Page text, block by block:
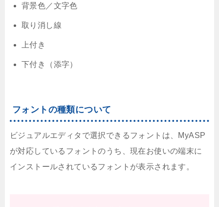
背景色／文字色
取り消し線
上付き
下付き（添字）
フォントの種類について
ビジュアルエディタで選択できるフォントは、MyASP
が対応しているフォントのうち、現在お使いの端末に
インストールされているフォントが表示されます。